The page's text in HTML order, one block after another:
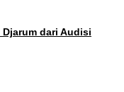
dari Audisi